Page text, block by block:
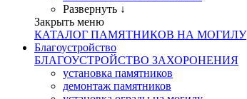
Развернуть ↓
Закрыть меню
КАТАЛОГ ПАМЯТНИКОВ НА МОГИЛУ
Благоустройство
БЛАГОУСТРОЙСТВО ЗАХОРОНЕНИЯ
установка памятников
демонтаж памятников